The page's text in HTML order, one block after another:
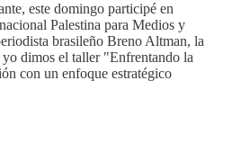
este domingo participé en
Palestina para Medios y
brasileño Breno Altman, la
dimos el taller "Enfrentando la
con un enfoque estratégico